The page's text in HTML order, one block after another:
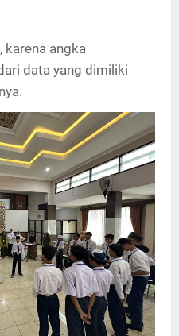
karena angka
data yang dimiliki